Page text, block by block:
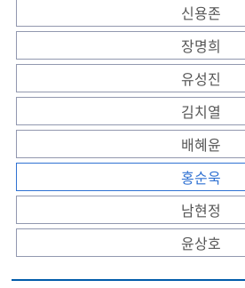
신용존
장명희
유성진
김치열
배혜윤
홍순욱
남현정
윤상호